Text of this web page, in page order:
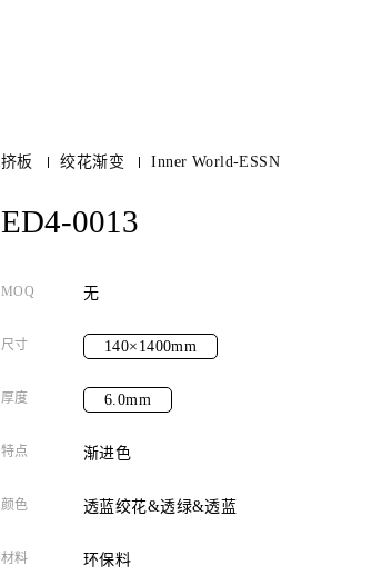
挤板 绞花渐变 Inner World-ESSN
ED4-0013
MOQ 无
尺寸 140×1400mm
厚度 6.0mm
特点 渐进色
颜色 透蓝绞花&透绿&透蓝
材料 环保料